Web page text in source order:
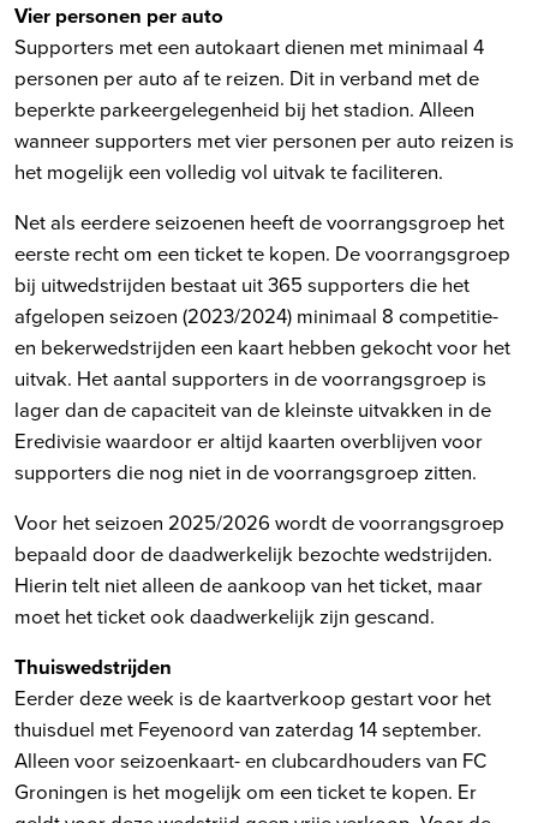
Vier personen per auto
Supporters met een autokaart dienen met minimaal 4
personen per auto af te reizen. Dit in verband met de
beperkte parkeergelegenheid bij het stadion. Alleen
wanneer supporters met vier personen per auto reizen is
het mogelijk een volledig vol uitvak te faciliteren.
Net als eerdere seizoenen heeft de voorrangsgroep het
eerste recht om een ticket te kopen. De voorrangsgroep
bij uitwedstrijden bestaat uit 365 supporters die het
afgelopen seizoen (2023/2024) minimaal 8 competitie-
en bekerwedstrijden een kaart hebben gekocht voor het
uitvak. Het aantal supporters in de voorrangsgroep is
lager dan de capaciteit van de kleinste uitvakken in de
Eredivisie waardoor er altijd kaarten overblijven voor
supporters die nog niet in de voorrangsgroep zitten.
Voor het seizoen 2025/2026 wordt de voorrangsgroep
bepaald door de daadwerkelijk bezochte wedstrijden.
Hierin telt niet alleen de aankoop van het ticket, maar
moet het ticket ook daadwerkelijk zijn gescand.
Thuiswedstrijden
Eerder deze week is de kaartverkoop gestart voor het
thuisduel met Feyenoord van zaterdag 14 september.
Alleen voor seizoenkaart- en clubcardhouders van FC
Groningen is het mogelijk om een ticket te kopen. Er